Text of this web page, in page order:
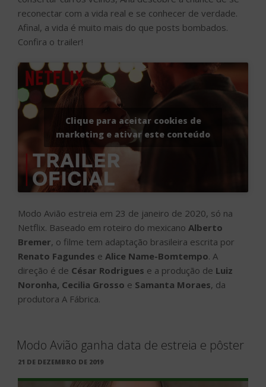
reconectar com a vida real e se conhecer de verdade.
Afinal, a vida é muito mais do que posts bombados.
Confira o trailer!
Clique para aceitar cookies de
marketing e ativar este conteúdo
Modo Avião estreia em 23 de janeiro de 2020, só na
Netflix. Baseado em roteiro do mexicano Alberto
Bremer, o filme tem adaptação brasileira escrita por
Renato Fagundes e Alice Name-Bomtempo. A
direção é de César Rodrigues e a produção de Luiz
Noronha, Cecilia Grosso e Samanta Moraes, da
produtora A Fábrica.
Modo Avião ganha data de estreia e pôster
PUBLICADO
21 DE DEZEMBRO DE 2019